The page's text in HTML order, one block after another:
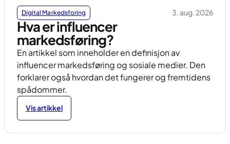
Digital Markedsforing 3. aug. 2026
Hva er influencer
markedsføring?
En artikkel som inneholder en definisjon av
influencer markedsføring og sosiale medier. Den
forklarer også hvordan det fungerer og fremtidens
spådommer.
Vis artikkel